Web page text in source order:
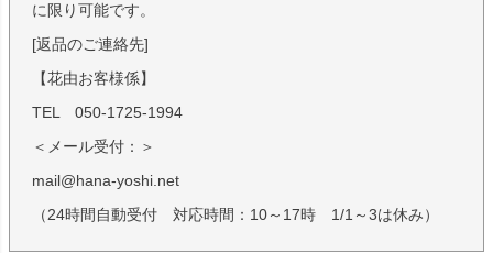
に限り可能です。
[返品のご連絡先]
【花由お客様係】
TEL 050-1725-1994
＜メール受付：＞
mail@hana-yoshi.net
（24時間自動受付 対応時間：10～17時 1/1～3は休み）